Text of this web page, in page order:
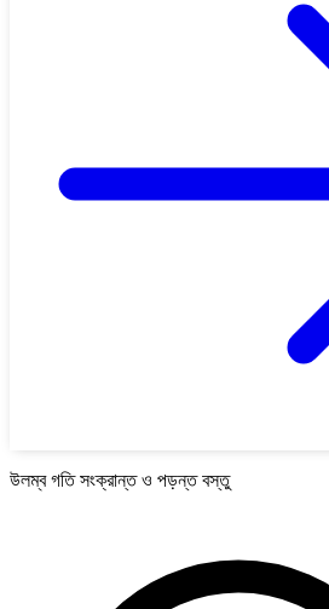
উলম্ব গতি সংক্রান্ত ও পড়ন্ত বস্তু